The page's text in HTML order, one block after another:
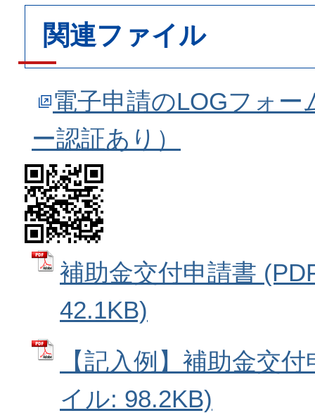
関連ファイル
電子申請のLOGフォー
ー認証あり）
補助金交付申請書
42.1KB)
【記入例】補助金交
イル: 98.2KB)